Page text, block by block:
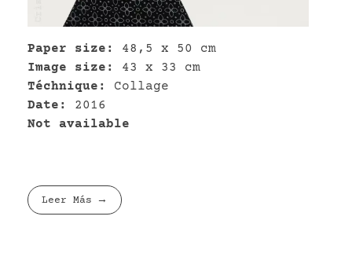
Paper size:
48,5 x 50 cm
Image size:
43 x 33 cm
Téchnique:
Collage
Date:
2016
Not available
Leer Más